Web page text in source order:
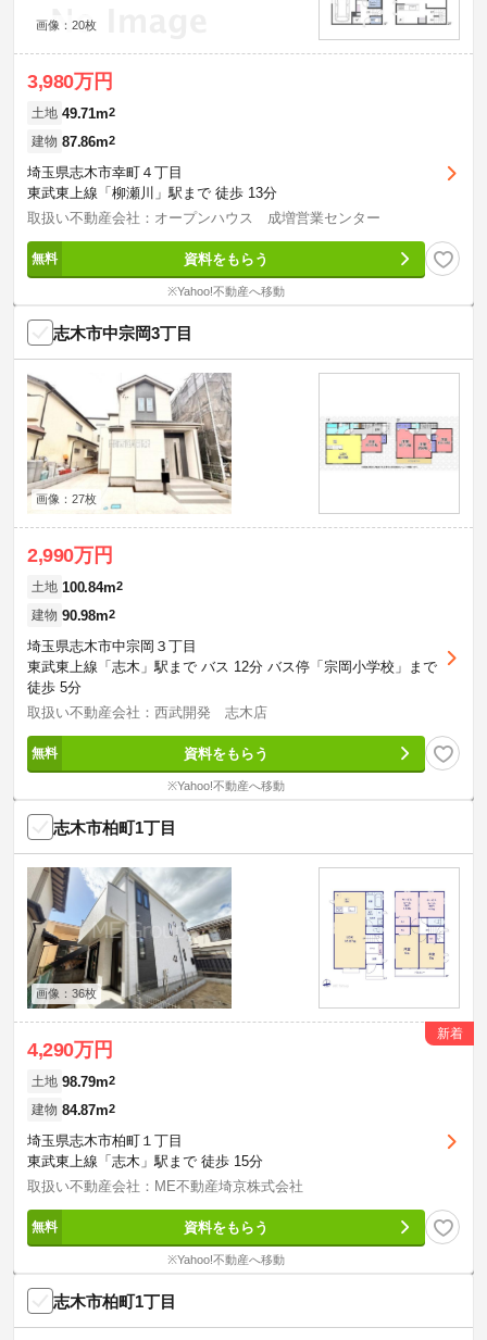
画像：20枚
3,980万円
土地 49.71m2
建物 87.86m2
埼玉県志木市幸町４丁目
東武東上線「柳瀬川」駅まで 徒歩 13分
取扱い不動産会社：オープンハウス 成増営業センター
資料をもらう
※Yahoo!不動産へ移動
志木市中宗岡3丁目
画像：27枚
2,990万円
土地 100.84m2
建物 90.98m2
埼玉県志木市中宗岡３丁目
東武東上線「志木」駅まで バス 12分 バス停「宗岡小学校」まで
徒歩 5分
取扱い不動産会社：西武開発 志木店
資料をもらう
※Yahoo!不動産へ移動
志木市柏町1丁目
画像：36枚
4,290万円
新着
土地 98.79m2
建物 84.87m2
埼玉県志木市柏町１丁目
東武東上線「志木」駅まで 徒歩 15分
取扱い不動産会社：ME不動産埼京株式会社
資料をもらう
※Yahoo!不動産へ移動
志木市柏町1丁目